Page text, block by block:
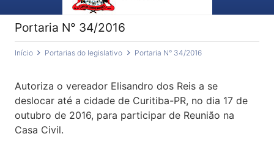
Portaria N° 34/2016
Início Portarias do legislativo Portaria N° 34/2016
Autoriza o vereador Elisandro dos Reis a se
deslocar até a cidade de Curitiba-PR, no dia 17 de
outubro de 2016, para participar de Reunião na
Casa Civil.